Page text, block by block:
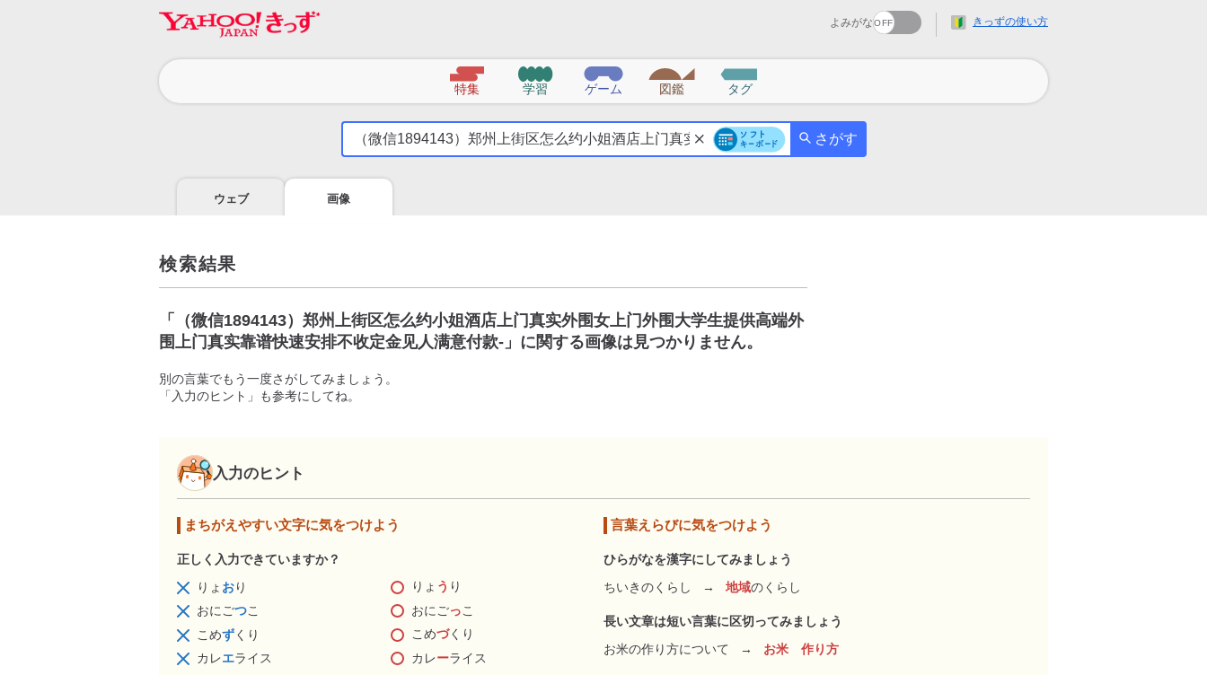
よみがな きっずの使い方
特集 学習 ゲーム 図鑑 タグ
気
こ
う
さがす
ウェブ 画像
検索結果
「
（微信1894143）郑州上街区怎么约小姐酒店上门真实外围女上门外围大学生提供高端外
围上门真实靠谱快速安排不收定金见人满意付款- 」に関する画像は見つかりません。
別の言葉でもう一度さがしてみましょう。
「入力のヒント」も参考にしてね。
入力のヒント
まちがえやすい文字に気をつけよう
正しく入力できていますか？
りょ おり りょ う り
おにごつこ おにごっこ
こめずくり こめづくり
カレエライス カレーライス
言葉えらびに気をつけよう
ひらがなを漢字にしてみましょう
ちいきのくらし
→ 地域のくらし
長い文章は短い言葉に区切ってみましょう
お米の作り方について
→ お米 作り方